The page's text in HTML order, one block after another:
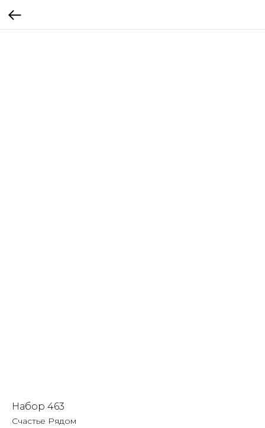
Набор 463
Счастье Рядом